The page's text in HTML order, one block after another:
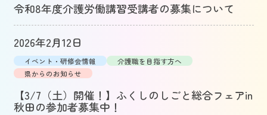
令和8年度介護労働講習受講者の募集について
2026年2月12日
イベント・研修会情報
介護職を目指す方へ
県からのお知らせ
【3/7（土）開催！】ふくしのしごと総合フェアin
秋田の参加者募集中！